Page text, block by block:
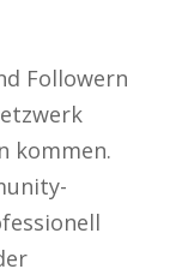
Followern
kommen.